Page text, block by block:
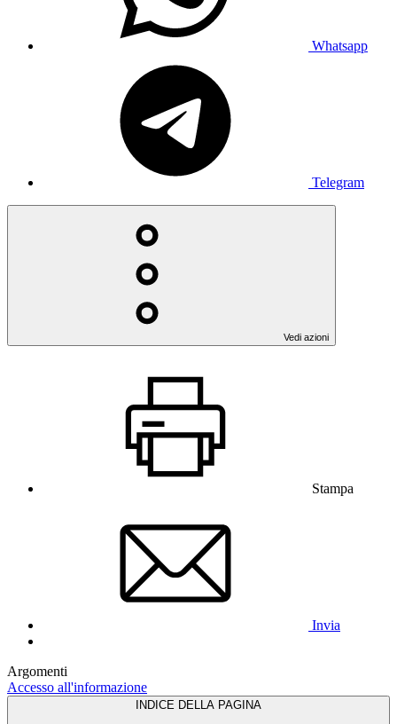
Whatsapp
Telegram
Vedi azioni
Stampa
Invia
Argomenti
Accesso all'informazione
INDICE DELLA PAGINA